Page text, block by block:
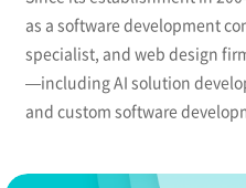
생명보험사회공헌위원
정부 3.0 키오
넷시스재팬 'dormy inn
육
as a software development
specialist, and web design
—including AI solution
and custom software